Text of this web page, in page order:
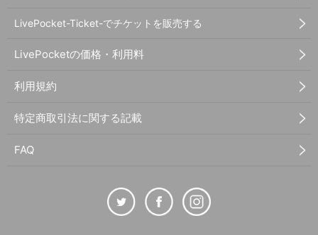
LivePocket-Ticket-でチケットを販売する
LivePocketの価格・利用料
利用規約
特定商取引法に関する記載
FAQ